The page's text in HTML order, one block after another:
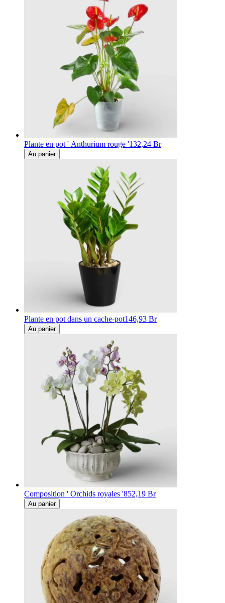
Plante en pot ' Anthurium rouge '132,24 Br
Au panier
Plante en pot dans un cache-pot146,93 Br
Au panier
Composition ' Orchids royales '852,19 Br
Au panier